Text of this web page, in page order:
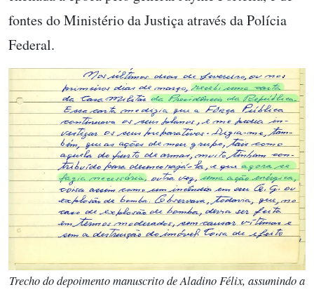
fontes do Ministério da Justiça através da Polícia
Federal.
Trecho do depoimento manuscrito de Aladino Félix, assumindo a